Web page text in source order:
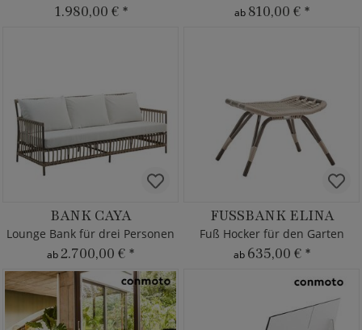
1.980,00 € * ab 810,00 € *
BANK CAYA
Lounge Bank für drei Personen
ab2.700,00 € *
FUSSBANK ELINA
Fuß Hocker für den Garten
ab 635,00 € *